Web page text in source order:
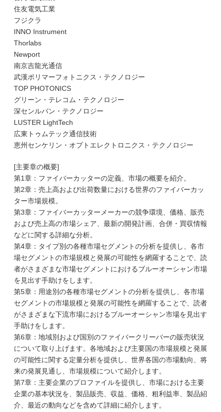
住友電気工業
フジクラ
INNO Instrument
Thorlabs
Newport
南京吉龍光通信
武漢ポリマーフォトニクス・テクノロジー
TOP PHOTONICS
グリーン・テレコム・テクノロジー
深センルバン・テクノロジー
LUSTER LightTech
広東トゥムテック通信技術
恵州センケリン・オプトエレクトロニクス・テクノロジー
[主要章の概要]
第1章：ファイバーカッターの定義、市場の概要を紹介。
第2章：売上高および出荷数量における世界のファイバーカッ
ター市場規模。
第3章：ファイバーカッターメーカーの競争環境、価格、販売
および売上高の市場シェア、最新の開発計画、合併・買収情報
などに関する詳細な分析。
第4章：タイプ別の各種市場セグメントの分析を提供し、各市
場セグメントの市場規模と発展の可能性を網羅することで、読
者がさまざまな市場セグメントにおけるブルーオーシャン市場
を見出す手助けをします。
第5章：用途別の各種市場セグメントの分析を提供し、各市場
セグメントの市場規模と発展の可能性を網羅することで、読者
がさまざまな下流市場におけるブルーオーシャン市場を見出す
手助けをします。
第6章：地域別および国別のファイバークリーバーの販売状況
について取り上げます。各地域および主要国の市場規模と発展
の可能性に関する定量分析を提供し、世界各国の市場動向、将
来の発展見通し、市場規模について紹介します。
第7章：主要企業のプロファイルを提供し、市場における主要
企業の基本状況を、製品販売、収益、価格、粗利益率、製品紹
介、最近の動向などを含めて詳細に紹介します。